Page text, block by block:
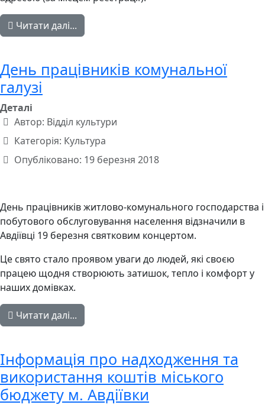
Читати далі...
День працівників комунальної
галузі
Деталі
Автор: Відділ культури
Категорія: Культура
Опубліковано: 19 березня 2018
День працівників житлово-комунального господарства і
побутового обслуговування населення відзначили в
Авдіївці 19 березня святковим концертом.
Це свято стало проявом уваги до людей, які своєю
працею щодня створюють затишок, тепло і комфорт у
наших домівках.
Читати далі...
Інформація про надходження та
використання коштів міського
бюджету м. Авдіївки